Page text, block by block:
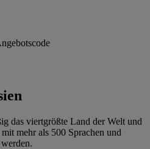
das viertgrößte Land der Welt und
mehr als 500 Sprachen und